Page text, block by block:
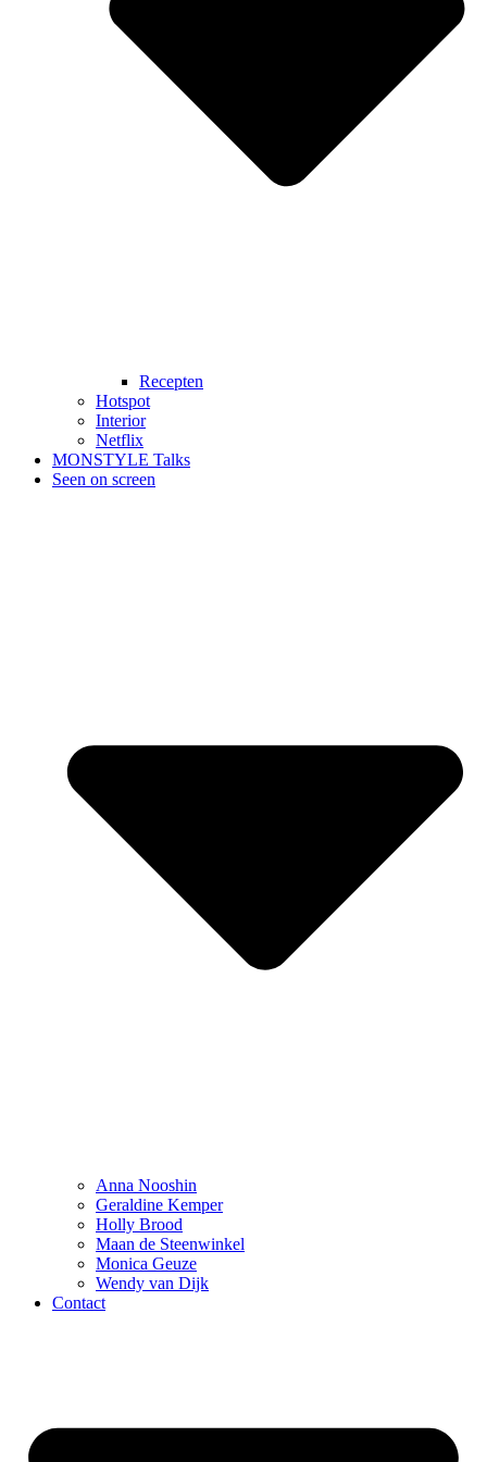
Recepten
Hotspot
Interior
Netflix
MONSTYLE Talks
Seen on screen
Anna Nooshin
Geraldine Kemper
Holly Brood
Maan de Steenwinkel
Monica Geuze
Wendy van Dijk
Contact